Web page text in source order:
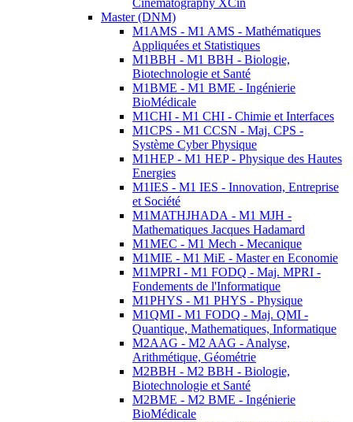
Cinematography XCin
Master (DNM)
M1AMS - M1 AMS - Mathématiques
Appliquées et Statistiques
M1BBH - M1 BBH - Biologie,
Biotechnologie et Santé
M1BME - M1 BME - Ingénierie
BioMédicale
M1CHI - M1 CHI - Chimie et Interfaces
M1CPS - M1 CCSN - Maj. CPS -
Système Cyber Physique
M1HEP - M1 HEP - Physique des Hautes
Energies
M1IES - M1 IES - Innovation, Entreprise
et Société
M1MATHJHADA - M1 MJH -
Mathematiques Jacques Hadamard
M1MEC - M1 Mech - Mecanique
M1MIE - M1 MiE - Master en Economie
M1MPRI - M1 FODQ - Maj. MPRI -
Fondements de l'Informatique
M1PHYS - M1 PHYS - Physique
M1QMI - M1 FODQ - Maj. QMI -
Quantique, Mathematiques, Informatique
M2AAG - M2 AAG - Analyse,
Arithmétique, Géométrie
M2BBH - M2 BBH - Biologie,
Biotechnologie et Santé
M2BME - M2 BME - Ingénierie
BioMédicale